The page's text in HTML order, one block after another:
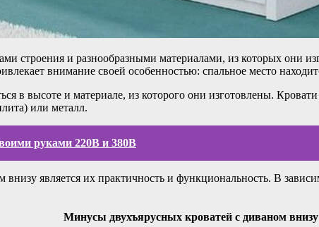
строения и разнообразными материалами, из которых они
внимание своей особенностью: спальное место
в высоте и материале, из которого они изготовлены.
или металл.
руками 220В и 380В
является их практичность и функциональность. В
Минусы двухъярусных кроватей с диваном внизу